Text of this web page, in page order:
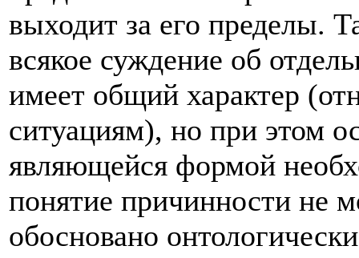
выходит за его пределы.
всякое суждение об
имеет общий характер
ситуациям), но при этом
являющейся формой
понятие причинности не
обосновано